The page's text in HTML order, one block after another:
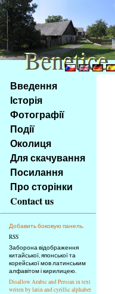
Na
obsah
stránky
Klávesové
zkratky
tomto
webu
základní
Hlavní
strana
Введення
Історія
Фотографії
Події
Околиця
Для скачування
Посилання
Про сторінки
Contact us
Добавить боковую панель.
RSS
Заборона відображення
китайської, японської та
корейської мов латинським
алфавітом і кирилицею.
Disallow Arabic and Persian in text
writen by latin and cyrillic alphabet
Benetice
Benetice